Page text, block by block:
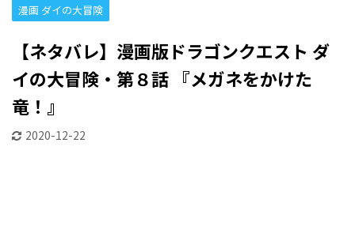
漫画 ダイの大冒険
【ネタバレ】漫画版ドラゴンクエスト ダ
イの大冒険・第８話 『メガネをかけた
竜！』
2020-12-22